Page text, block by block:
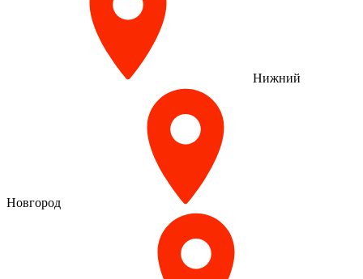
Нижний
Новгород